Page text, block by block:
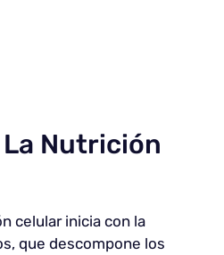
Nutrición
celular inicia con la
que descompone los